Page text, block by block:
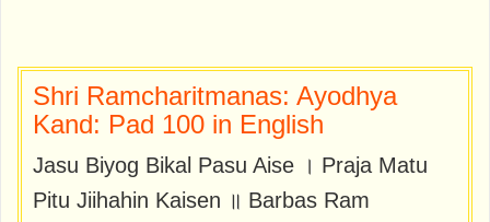
Shri Ramcharitmanas: Ayodhya
Kand: Pad 100 in English
Jasu Biyog Bikal Pasu Aise । Praja Matu
Pitu Jiihahin Kaisen ॥ Barbas Ram